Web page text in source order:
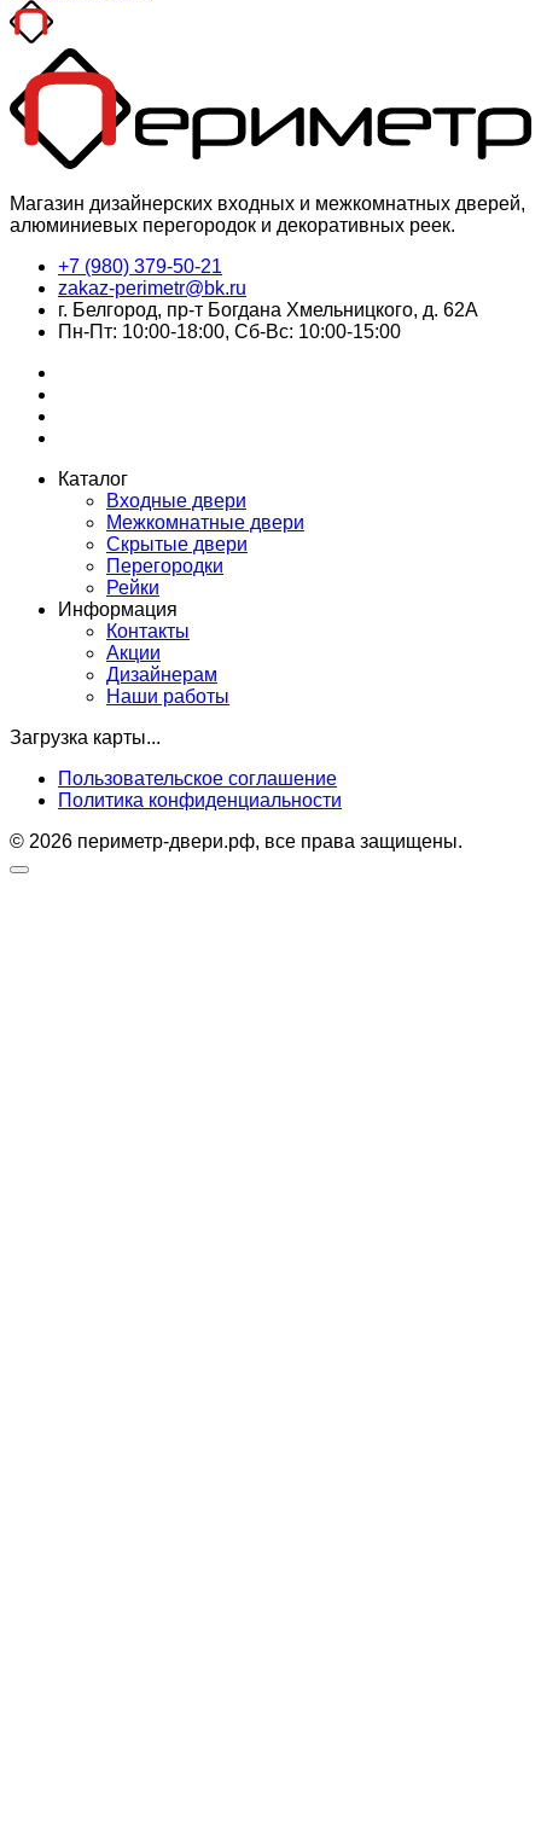
Магазин дизайнерских входных и межкомнатных дверей,
алюминиевых перегородок и декоративных реек.
+7 (980) 379-50-21
zakaz-perimetr@bk.ru
г. Белгород, пр-т Богдана Хмельницкого, д. 62А
Пн-Пт: 10:00-18:00, Сб-Вс: 10:00-15:00
Каталог
Входные двери
Межкомнатные двери
Скрытые двери
Перегородки
Рейки
Информация
Контакты
Акции
Дизайнерам
Наши работы
Загрузка карты...
Пользовательское соглашение
Политика конфиденциальности
© 2026 периметр-двери.рф, все права защищены.